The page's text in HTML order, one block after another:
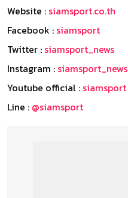
Website : siamsport.co.th
Facebook : siamsport
Twitter : siamsport_news
Instagram : siamsport_news
Youtube official : siamsport
Line : @siamsport